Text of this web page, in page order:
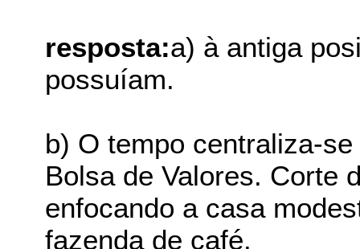
resposta:a) à antiga
possuíam.
b) O tempo centraliza-
Bolsa de Valores. Corte
enfocando a casa
fazenda de café.